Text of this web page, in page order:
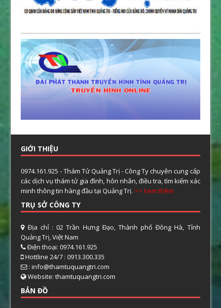
GIỚI THIỆU
0974.161.925 - Thám Tử Quảng Trị - Công Ty chuyên cung cấp
các dịch vụ thám tử gia đình, hôn nhân, điều tra, tìm kiếm xác
minh thông tin hàng đầu tại Quảng Trị. >> Xem thêm
TRỤ SỞ CÔNG TY
Địa chỉ : 02 Trần Hưng Đạo, Thành phố Đông Hà, Tỉnh
Quảng Trị, Việt Nam
Điện thoại: 0974.161.925
Hottline 24/7 : 0913.300.335
: info@thamtuquangtri.com
Website: thamtuquangtri.com
BẢN ĐỒ